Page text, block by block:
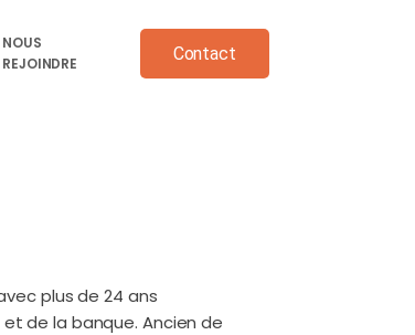
NOUS
REJOINDRE
Contact
plus de 24 ans
de la banque. Ancien de